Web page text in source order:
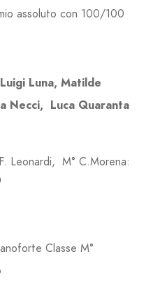
assoluto con 100/100
Luna, Matilde
Necci, Luca Quaranta
Leonardi, M° C.Morena:
Classe M°